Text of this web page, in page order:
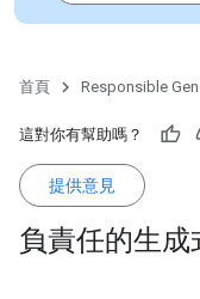
首頁 Responsible
這對你有幫助嗎？
提供意見
負責任的生成